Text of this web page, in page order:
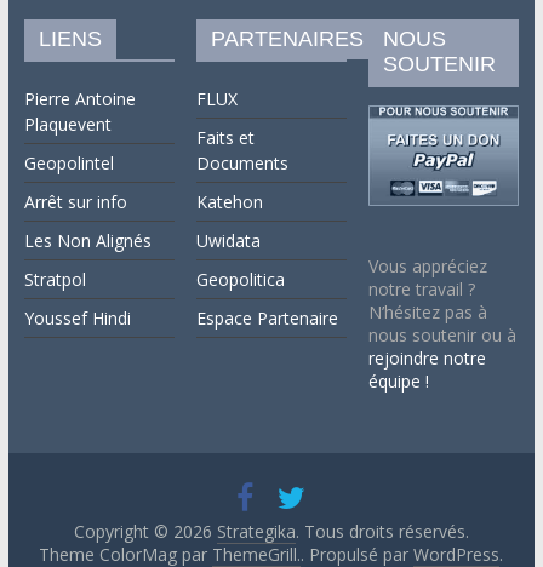
LIENS
Pierre Antoine
Plaquevent
Geopolintel
Arrêt sur info
Les Non Alignés
Stratpol
Youssef Hindi
PARTENAIRES
FLUX
Faits et
Documents
Katehon
Uwidata
Geopolitica
Espace Partenaire
NOUS
SOUTENIR
Vous appréciez
notre travail ?
N’hésitez pas à
nous soutenir ou à
rejoindre notre
équipe !
Copyright © 2026 Strategika. Tous droits réservés.
Theme ColorMag par ThemeGrill.. Propulsé parWordPress.